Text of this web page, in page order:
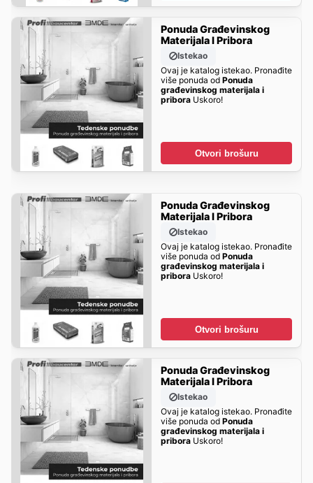
Ponuda Građevinskog
Materijala I Pribora
Istekao
Ovaj je katalog istekao. Pronađite
više ponuda od Ponuda
građevinskog materijala i
priboraUskoro!
Otvori brošuru
Ponuda Građevinskog
Materijala I Pribora
Istekao
Ovaj je katalog istekao. Pronađite
više ponuda od Ponuda
građevinskog materijala i
priboraUskoro!
Otvori brošuru
Ponuda Građevinskog
Materijala I Pribora
Istekao
Ovaj je katalog istekao. Pronađite
više ponuda od Ponuda
građevinskog materijala i
priboraUskoro!